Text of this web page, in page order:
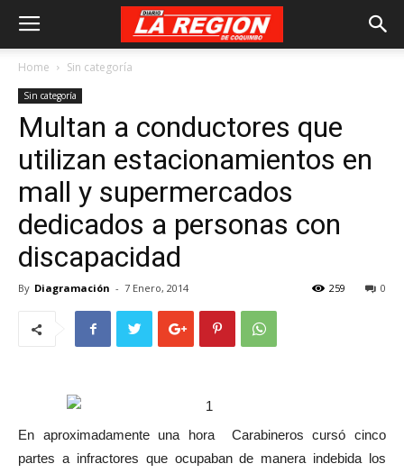
Home Sin categoría
Sin categoría
Multan a conductores que
utilizan estacionamientos en
mall y supermercados
dedicados a personas con
discapacidad
By Diagramación - 7 Enero, 2014 0
259
En aproximadamente una hora Carabineros cursó cinco
partes a infractores que ocupaban de manera indebida los